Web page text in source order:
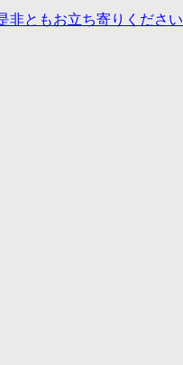
非ともお立ち寄りください